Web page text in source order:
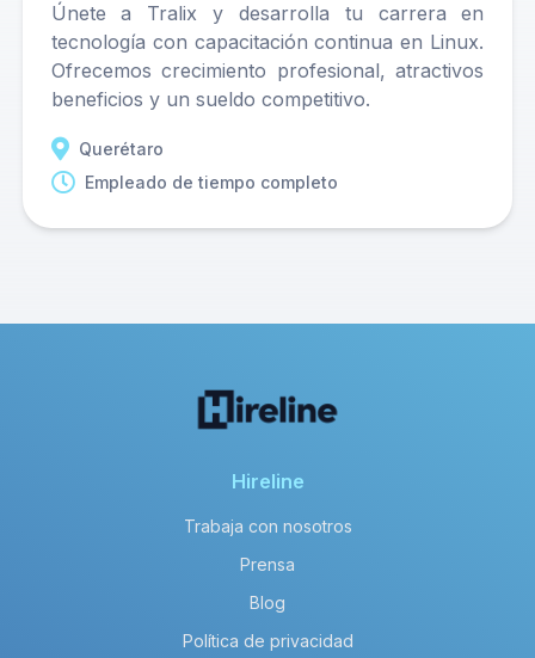
Únete a Tralix y desarrolla tu carrera en
tecnología con capacitación continua en Linux.
Ofrecemos crecimiento profesional, atractivos
beneficios y un sueldo competitivo.
Querétaro
Empleado de tiempo completo
Hireline
Trabaja con nosotros
Prensa
Blog
Política de privacidad